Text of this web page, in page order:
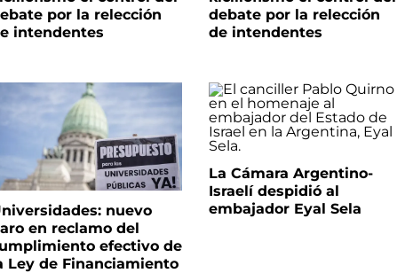
por la relección
intendentes
debate por la relección
de intendentes
nuevo
en reclamo del
efectivo de
Ley de Financiamiento
La Cámara Argentino-
Israelí despidió al
embajador Eyal Sela